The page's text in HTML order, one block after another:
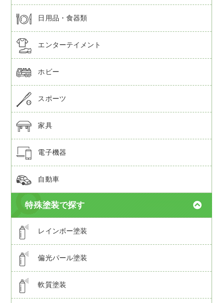
日用品・食器類
エンターテイメント
ホビー
スポーツ
家具
電子機器
自動車
特殊塗装で探す
レインボー塗装
偏光パール塗装
軟質塗装